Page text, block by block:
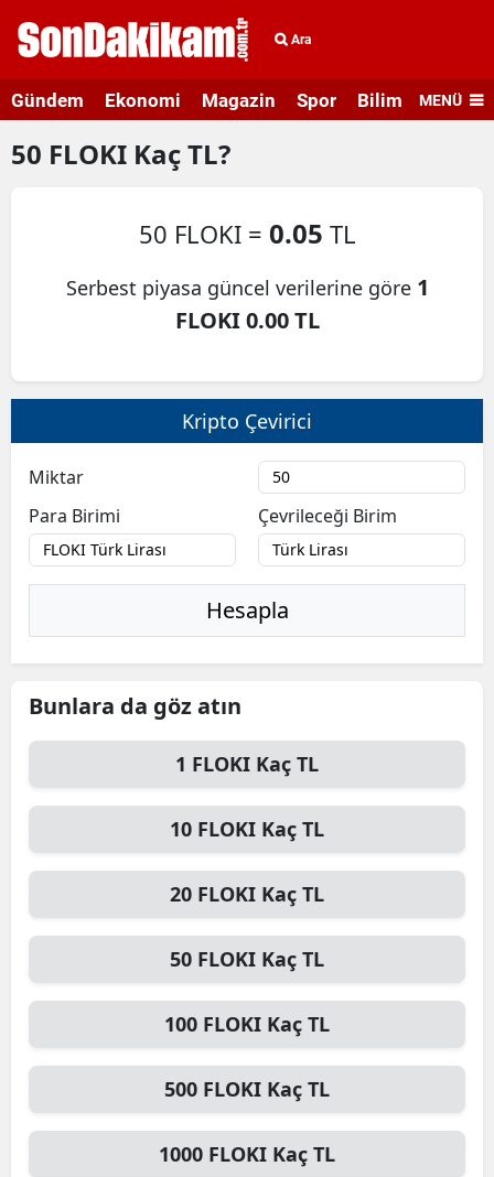
Ara
Gündem Ekonomi Magazin Spor Bilim veMENÜ
50 FLOKI Kaç TL?
50 FLOKI = 0.05 TL
Serbest piyasa güncel verilerine göre 1
FLOKI 0.00 TL
Kripto Çevirici
Miktar
Para Birimi
Çevrileceği Birim
Hesapla
Bunlara da göz atın
1 FLOKI Kaç TL
10 FLOKI Kaç TL
20 FLOKI Kaç TL
50 FLOKI Kaç TL
100 FLOKI Kaç TL
500 FLOKI Kaç TL
1000 FLOKI Kaç TL